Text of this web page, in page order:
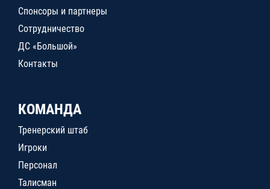
Спонсоры и партнеры
Сотрудничество
ДС «Большой»
Контакты
КОМАНДА
Тренерский штаб
Игроки
Персонал
Талисман